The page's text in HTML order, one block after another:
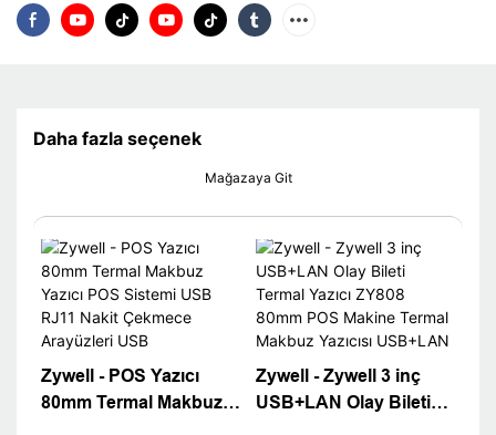
Daha fazla seçenek
Mağazaya Git
Zywell - POS Yazıcı
80mm Termal Makbuz
Zywell - Zywell 3 inç
USB+LAN Olay Bileti